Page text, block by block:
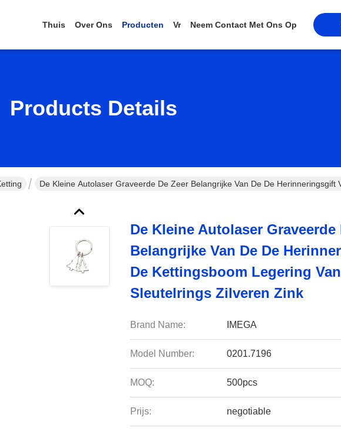
Thuis Over Ons Producten Vr Neem Contact Met Ons Op
Products Details
De Kleine Autolaser Graveerde De Zeer Belangrijke Van De De
De Kleine Autolaser Graveerde
Belangrijke Van De De
De Kettingsboom Legering
Sleutelrings Zilveren Zink
Brand Name: IMEGA
Model Number: 0201.7196
MOQ: 500pcs
Prijs: negotiable